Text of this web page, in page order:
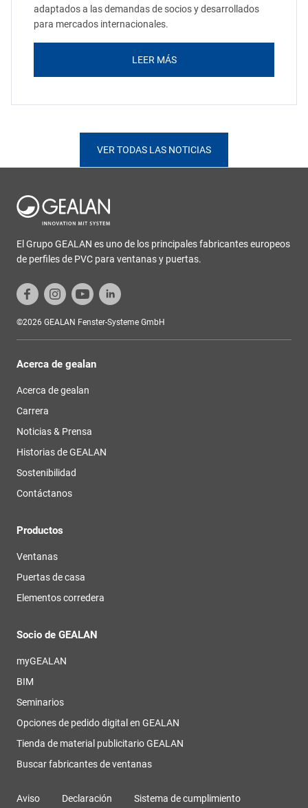
adaptados a las demandas de socios y desarrollados
para mercados internacionales.
LEER MÁS
VER TODAS LAS NOTICIAS
El Grupo GEALAN es uno de los principales fabricantes europeos
de perfiles de PVC para ventanas y puertas.
©2026 GEALAN Fenster-Systeme GmbH
Acerca de gealan
Acerca de gealan
Carrera
Noticias & Prensa
Historias de GEALAN
Sostenibilidad
Contáctanos
Productos
Ventanas
Puertas de casa
Elementos corredera
Socio de GEALAN
myGEALAN
BIM
Seminarios
Opciones de pedido digital en GEALAN
Tienda de material publicitario GEALAN
Buscar fabricantes de ventanas
Aviso Declaración Sistema de cumplimiento